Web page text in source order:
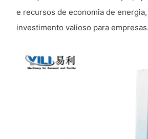
e recursos de economia de
investimento valioso para empresas.